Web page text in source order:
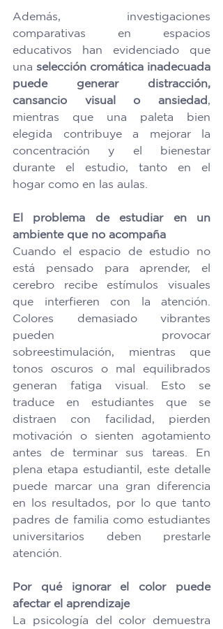
Además, investigaciones
comparativas en espacios
educativos han evidenciado que
una selección cromática inadecuada
puede generar distracción,
cansancio visual o ansiedad,
mientras que una paleta bien
elegida contribuye a mejorar la
concentración y el bienestar
durante el estudio, tanto en el
hogar como en las aulas.
El problema de estudiar en un
ambiente que no acompaña
Cuando el espacio de estudio no
está pensado para aprender, el
cerebro recibe estímulos visuales
que interfieren con la atención.
Colores demasiado vibrantes
pueden provocar
sobreestimulación, mientras que
tonos oscuros o mal equilibrados
generan fatiga visual. Esto se
traduce en estudiantes que se
distraen con facilidad, pierden
motivación o sienten agotamiento
antes de terminar sus tareas. En
plena etapa estudiantil, este detalle
puede marcar una gran diferencia
en los resultados, por lo que tanto
padres de familia como estudiantes
universitarios deben prestarle
atención.
Por qué ignorar el color puede
afectar el aprendizaje
La psicología del color demuestra